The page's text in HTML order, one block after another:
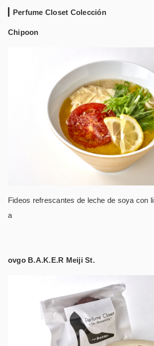
Perfume Closet Colección
Chipoon
Fideos refrescantes de leche de soya con
a
ovgo B.A.K.E.R Meiji St.